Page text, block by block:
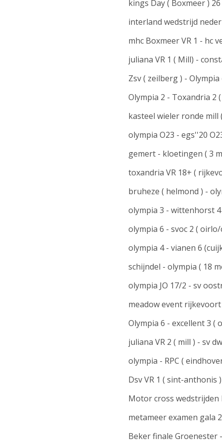
kings Day ( Boxmeer )
interland wedstrijd
mhc Boxmeer VR 1 - hc
juliana VR 1 ( Mill) -
Zsv ( zeilberg ) - Olympia
Olympia 2 - Toxandria 2
kasteel wieler ronde mill
olympia O23 - egs''20
gemert - kloetingen ( 3
toxandria VR 18+ (
bruheze ( helmond ) -
olympia 3 - wittenhorst
olympia 6 - svoc 2 (
olympia 4 - vianen 6
schijndel - olympia ( 18
olympia JO 17/2 - sv
meadow event rijkevoort
Olympia 6 - excellent 3 (
juliana VR 2 ( mill ) - sv
olympia - RPC (
Dsv VR 1 ( sint-anthonis
Motor cross wedstrijden
metameer examen gala
Beker finale Groenester